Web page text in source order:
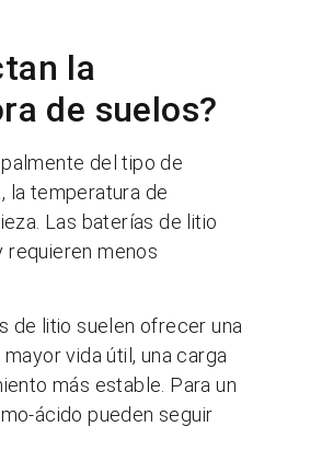
la
de suelos?
del tipo de
la temperatura de
Las baterías de litio
requieren menos
de litio suelen ofrecer una
vida útil, una carga
más estable. Para un
ácido pueden seguir